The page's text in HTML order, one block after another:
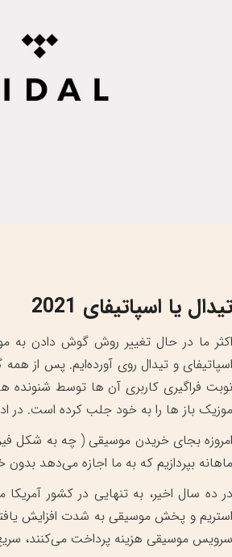
تیدال یا اسپاتیفای 2021
و تیدال روی آورده‌ایم. پس از
نوبت فراگیری کاربری آن ها توسط شنونده
موزیک باز ها را به خود جلب کرده است. در
امروزه بجای خریدن موسیقی ( چه به شکل
ماهانه بپردازیم که به ما اجازه می‌دهد
سرویس موسیقی هزینه پرداخت می‌کنند،